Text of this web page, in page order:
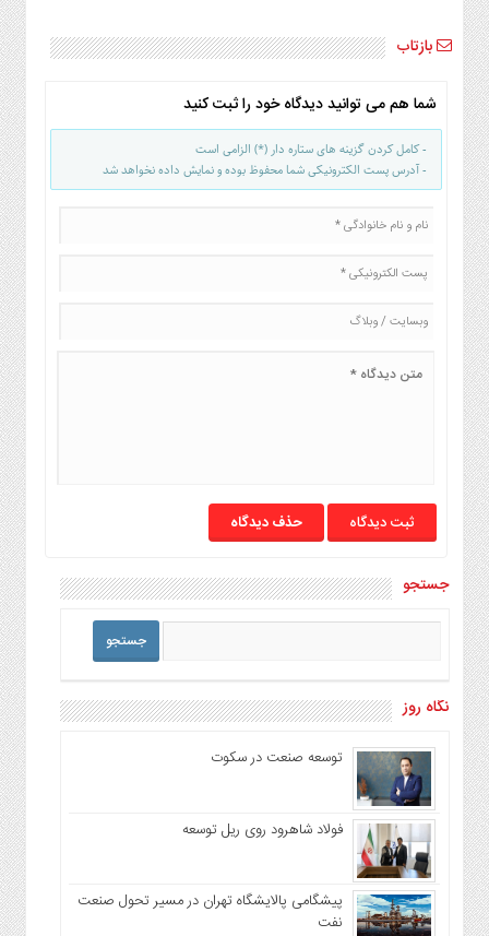
بازتاب
شما هم می توانید دیدگاه خود را ثبت کنید
- کامل کردن گزینه های ستاره دار (*) الزامی است
- آدرس پست الکترونیکی شما محفوظ بوده و نمایش داده نخواهد شد
حذف دیدگاه
جستجو
نگاه روز
توسعه صنعت در سکوت
فولاد شاهرود روی ریل توسعه
پیشگامی پالایشگاه تهران در مسیر تحول صنعت
نفت